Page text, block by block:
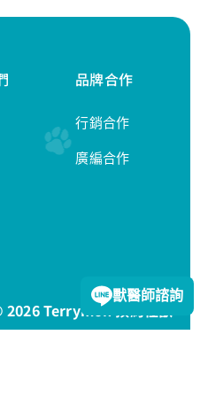
品牌合作
行銷合作
廣編合作
隱私權政策
Terrymon 預約怪獸
獸醫師諮詢